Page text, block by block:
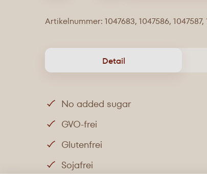
Artikelnummer: 1047683, 1047586, 1047587,
Detail
No added sugar
GVO-frei
Glutenfrei
Sojafrei